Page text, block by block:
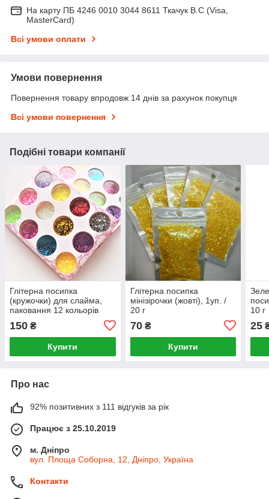
На карту ПБ 4246 0010 3044 8611 Ткачук В.С (Visa,
MasterCard)
Всі умови оплати
Умови повернення
Повернення товару впродовж 14 днів за рахунок покупця
Всі умови повернення
Подібні товари компанії
Глітерна посипка
(кружочки) для слайма,
паковання 12 кольорів
150 ₴
Купити
Глітерна посипка
мінізірочки (жовті), 1уп. /
20 г
70₴
Купити
10 г
25
Про нас
92% позитивних з 111 відгуків за рік
Працює з 25.10.2019
м. Дніпро
вул. Площа Соборна, 12, Дніпро, Україна
Контакти